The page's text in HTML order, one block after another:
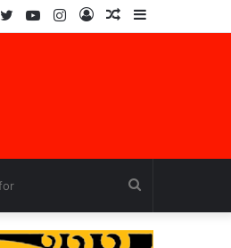
Sidebar
Random
Log
Instagram
YouTube
Twitter
for